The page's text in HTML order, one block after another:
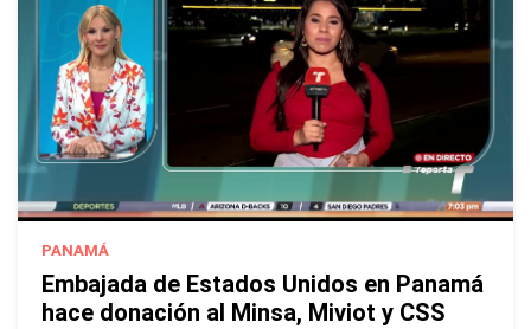
PANAMÁ
Embajada de Estados Unidos en Panamá
hace donación al Minsa, Miviot y CSS